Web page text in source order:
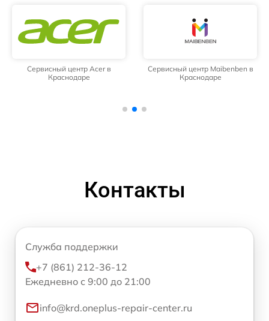
Сервисный центр Acer в
Краснодаре
Сервисный центр Maibenben в
Краснодаре
Контакты
Служба поддержки
+7 (861) 212-36-12
Ежедневно с 9:00 до 21:00
info@krd.oneplus-repair-center.ru